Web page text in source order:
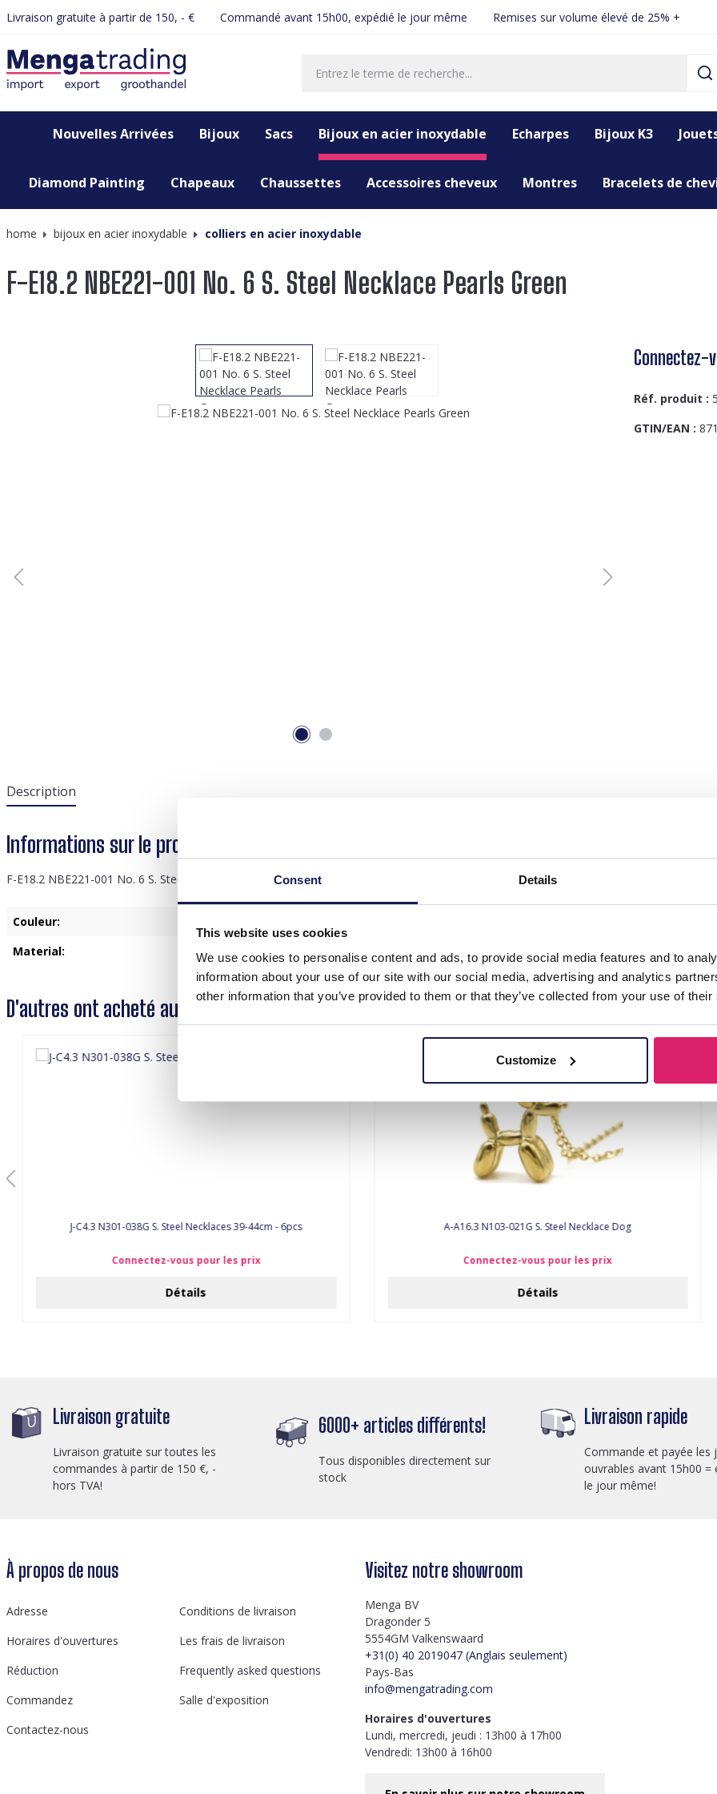
Consent Details
This website uses cookies
We use cookies to personalise content and ads, to provide social media features and to
information about your use of our site with our social media, advertising and analytics
other information that you’ve provided to them or that they’ve collected from your use of
Customize
Passer à la navigation principale
Livraison gratuite à partir de 150, - € Commandé avant 15h00, expédié le jour même Remises sur volume élevé de 25% +
Nouvelles Arrivées Bijoux Sacs Bijoux en acier inoxydable Echarpes Bijoux K3
Diamond Painting Chapeaux Chaussettes Accessoires cheveux Montres Bracelets de
home bijoux en acier inoxydable colliers en acier inoxydable
F-E18.2 NBE221-001 No. 6 S. Steel Necklace Pearls Green
Connectez-
Réf. produit :
GTIN/EAN :
Description
Informations sur le produit "F-E18.2 NBE221-001 No. 6 S. Steel Necklace Pearls Green"
F-E18.2 NBE221-001 No. 6 S. Steel Necklace Pearls Green
Couleur:
Material:
Acier inoxydable
D'autres ont acheté aussi
J-C4.3 N301-038G S. Steel Necklaces 39-44cm - 6pcs
Connectez-vous pour les prix
Détails
A-A16.3 N103-021G S. Steel Necklace Dog
Connectez-vous pour les prix
Détails
Livraison gratuite
Livraison gratuite sur toutes les
commandes à partir de 150 €, -
hors TVA!
6000+ articles différents!
Tous disponibles directement sur
stock
Livraison rapide
Commande et payée les
ouvrables avant 15h00 =
le jour même!
À propos de nous
Adresse
Conditions de livraison
Horaires d'ouvertures
Les frais de livraison
Réduction
Frequently asked questions
Commandez
Salle d'exposition
Contactez-nous
Visitez notre showroom
Menga BV
Dragonder 5
5554GM Valkenswaard
+31(0) 40 2019047 (Anglais seulement)
Pays-Bas
info@mengatrading.com
Horaires d'ouvertures
Lundi, mercredi, jeudi : 13h00 à 17h00
Vendredi: 13h00 à 16h00